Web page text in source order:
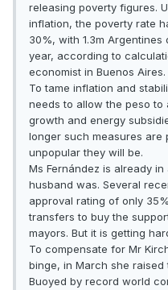
releasing poverty figures.
inflation, the poverty rate
30%, with 1.3m
year, according to
economist in Buenos Aires.
To tame inflation and
needs to allow the peso
growth and energy
longer such measures are
unpopular they will be.
Ms Fernández is already
husband was. Several
approval rating of only
transfers to buy the
mayors. But it is getting
To compensate for Mr
binge, in March she
Buoyed by record world